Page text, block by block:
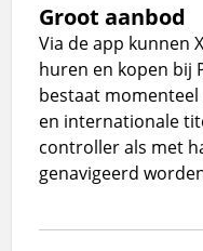
Groot aanbod
Via de app kunnen
huren en kopen bij
bestaat
en internationale
controller als met
genavigeerd